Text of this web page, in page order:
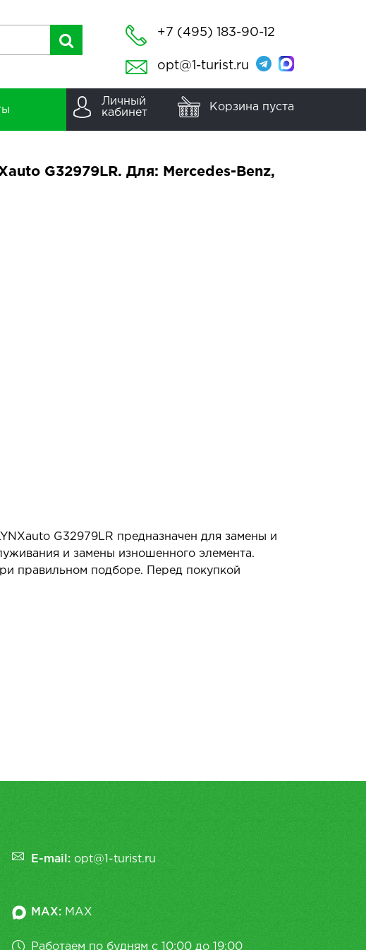
+7 (495) 183-90-12
opt@1-turist.ru
Личный
кабинет
Корзина пуста
G32979LR. Для: Mercedes-Benz,
G32979LR предназначен для замены и
и замены изношенного элемента.
правильном подборе. Перед покупкой
E-mail: opt@1-turist.ru
MAX: MAX
Работаем по будням с 10:00 до 19:00